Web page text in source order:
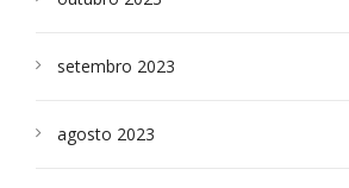
setembro 2023
agosto 2023